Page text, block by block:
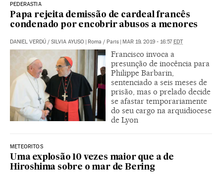
PEDERASTIA
Papa rejeita demissão de cardeal francês
condenado por encobrir abusos a menores
DANIEL VERDÚ / SILVIA AYUSO | Roma / Paris | MAR 19, 2019 - 16:57EDT
Francisco invoca a
presunção de inocência para
Philippe Barbarin,
sentenciado a seis meses de
prisão, mas o prelado decide
se afastar temporariamente
do seu cargo na arquidiocese
de Lyon
METEORITOS
Uma explosão 10 vezes maior que a de
Hiroshima sobre o mar de Bering